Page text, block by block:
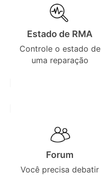
Estado de RMA
Controle o estado de
uma reparação
Forum
Você precisa debatir